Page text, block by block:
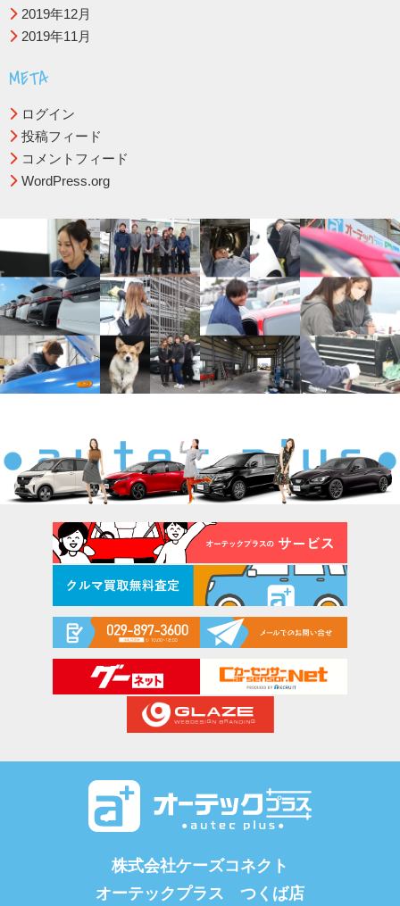
2019年12月
2019年11月
META
ログイン
投稿フィード
コメントフィード
WordPress.org
株式会社ケーズコネクト
オーテックプラス つくば店